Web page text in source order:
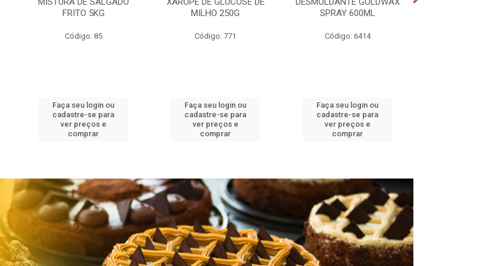
FRITO 5KG
Código: 85
Faça seu login ou
cadastre-se para
ver preços e
comprar
MILHO 250G
Código: 771
Faça seu login ou
cadastre-se para
ver preços e
comprar
SPRAY 600ML
Código: 6414
Faça seu login ou
cadastre-se para
ver preços e
comprar